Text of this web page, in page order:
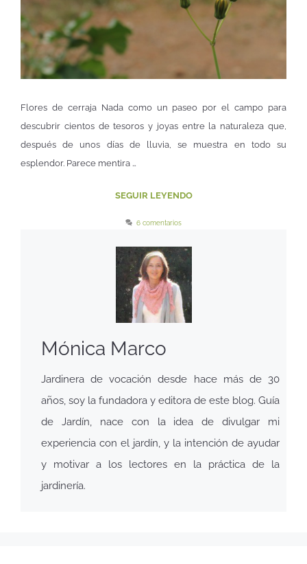
Flores de cerraja Nada como un paseo por el campo para
descubrir cientos de tesoros y joyas entre la naturaleza que,
después de unos días de lluvia, se muestra en todo su
esplendor. Parece mentira …
SEGUIR LEYENDO
6 comentarios
Mónica Marco
Jardinera de vocación desde hace más de 30
años, soy la fundadora y editora de este blog. Guía
de Jardín, nace con la idea de divulgar mi
experiencia con el jardín, y la intención de ayudar
y motivar a los lectores en la práctica de la
jardinería.